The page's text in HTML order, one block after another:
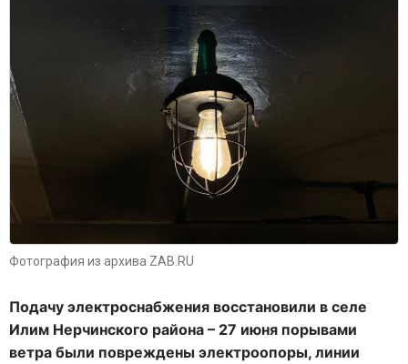
Фотография из архива ZAB.RU
Подачу электроснабжения восстановили в селе
Илим Нерчинского района – 27 июня порывами
ветра были повреждены электроопоры, линии